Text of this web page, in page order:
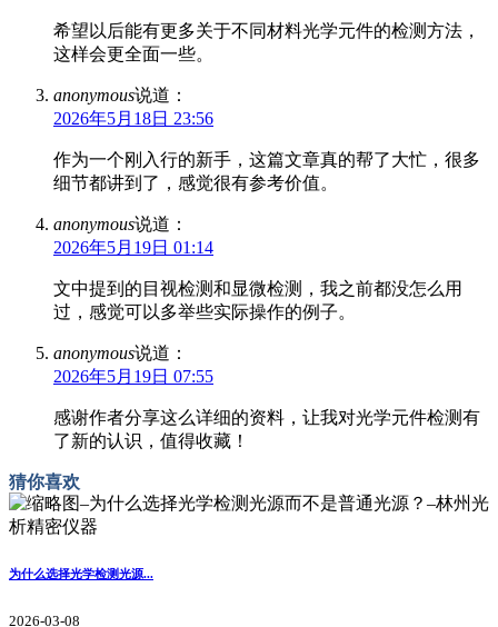
希望以后能有更多关于不同材料光学元件的检测方法，
这样会更全面一些。
anonymous说道：
2026年5月18日 23:56
作为一个刚入行的新手，这篇文章真的帮了大忙，很多
细节都讲到了，感觉很有参考价值。
anonymous说道：
2026年5月19日 01:14
文中提到的目视检测和显微检测，我之前都没怎么用
过，感觉可以多举些实际操作的例子。
anonymous说道：
2026年5月19日 07:55
感谢作者分享这么详细的资料，让我对光学元件检测有
了新的认识，值得收藏！
猜你喜欢
为什么选择光学检测光源...
2026-03-08